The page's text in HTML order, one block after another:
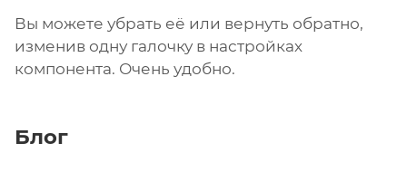
Вы можете убрать её или вернуть обратно,
изменив одну галочку в настройках
компонента. Очень удобно.
Блог